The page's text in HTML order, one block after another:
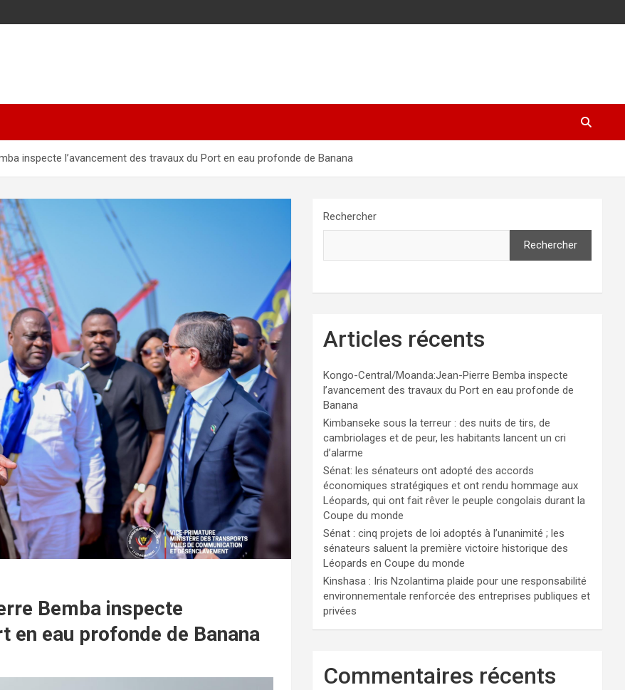
inspecte l’avancement des travaux du Port en eau profonde de Banana
Bemba inspecte
en eau profonde de Banana
Rechercher
Rechercher
Articles récents
Kongo-Central/Moanda:Jean-Pierre Bemba inspecte
l’avancement des travaux du Port en eau profonde de
Banana
Kimbanseke sous la terreur : des nuits de tirs, de
cambriolages et de peur, les habitants lancent un cri
d’alarme
Sénat: les sénateurs ont adopté des accords
économiques stratégiques et ont rendu hommage aux
Léopards, qui ont fait rêver le peuple congolais durant la
Coupe du monde
Sénat : cinq projets de loi adoptés à l’unanimité ; les
sénateurs saluent la première victoire historique des
Léopards en Coupe du monde
Kinshasa : Iris Nzolantima plaide pour une responsabilité
environnementale renforcée des entreprises publiques et
privées
Commentaires récents